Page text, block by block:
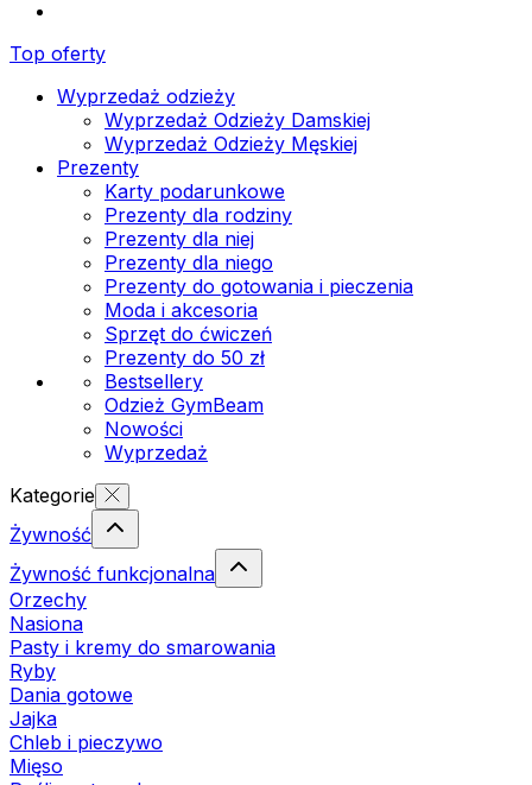
Top oferty
Wyprzedaż odzieży
Wyprzedaż Odzieży Damskiej
Wyprzedaż Odzieży Męskiej
Prezenty
Karty podarunkowe
Prezenty dla rodziny
Prezenty dla niej
Prezenty dla niego
Prezenty do gotowania i pieczenia
Moda i akcesoria
Sprzęt do ćwiczeń
Prezenty do 50 zł
Bestsellery
Odzież GymBeam
Nowości
Wyprzedaż
Kategorie
Żywność
Żywność funkcjonalna
Orzechy
Nasiona
Pasty i kremy do smarowania
Ryby
Dania gotowe
Jajka
Chleb i pieczywo
Mięso